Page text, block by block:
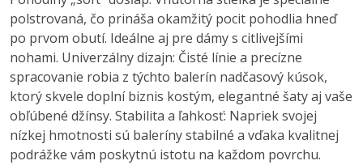
polstrovaná, čo prináša okamžitý pocit pohodlia hneď
po prvom obutí. Ideálne aj pre dámy s citlivejšími
nohami. Univerzálny dizajn: Čisté línie a precízne
spracovanie robia z týchto balerín nadčasový kúsok,
ktorý skvele doplní biznis kostým, elegantné šaty aj vaše
obľúbené džínsy. Stabilita a ľahkosť: Napriek svojej
nízkej hmotnosti sú baleríny stabilné a vďaka kvalitnej
podrážke vám poskytnú istotu na každom povrchu.